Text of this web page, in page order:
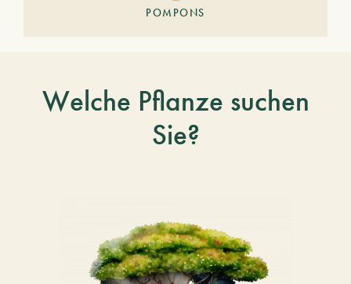
POMPONS
Welche Pflanze suchen
Sie?